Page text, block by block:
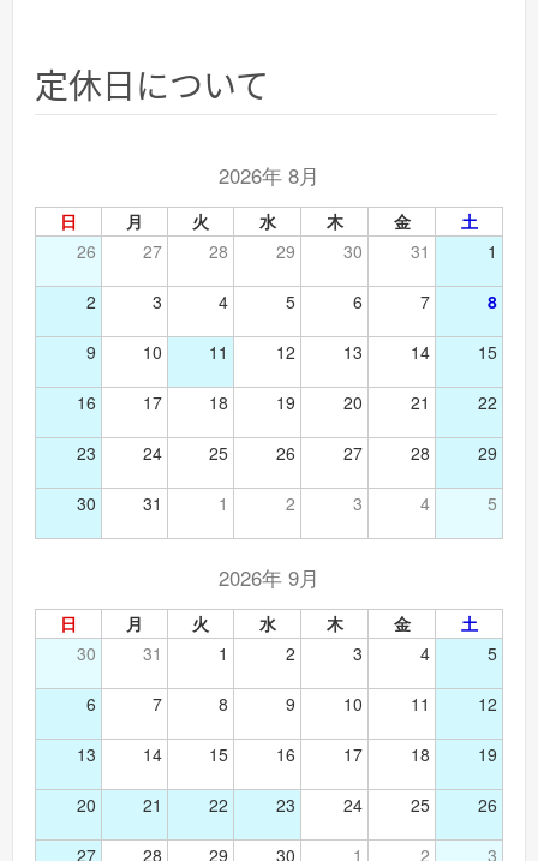
定休日について
2026年 8月
日 月 火 水 木 金
土
26
27 28 29 30 31 1
2 3 4 5 6 7 8
9 10 11 12 13 14 15
16 17 18 19 20 21 22
23 24 25 26 27 28 29
30 31 1 2 3 4 5
2026年 9月
日 月 火 水 木 金
土
30
31 1 2 3 4 5
6 7 8 9 10 11 12
13 14 15 16 17 18 19
20 21 22 23 24 25 26
27 28 29 30 1 2 3